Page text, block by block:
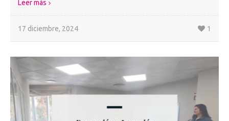
Leer más
17 diciembre, 2024 1